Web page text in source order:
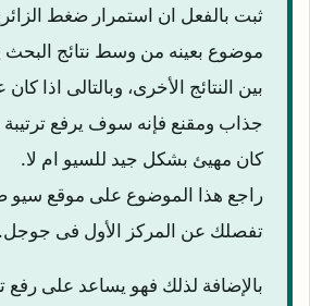
ثبت بالفعل ان استمرار ضغط
موضوع بعينه من وسط نتائج البحث
بين النتائج الأخرى، وبالتالى اذا
جذاب ومقنع فإنه سوف يرفع
كان مهيئ بشكل جيد للسيو ام لا.
تفصلك عن المركز الأول فى جوجل.
بالإضافة لذلك فهو يساعد على رفع